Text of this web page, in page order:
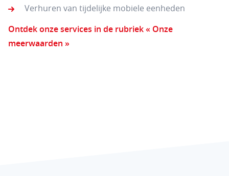
Verhuren van tijdelijke mobiele eenheden
Ontdek onze services in de rubriek « Onze
meerwaarden »